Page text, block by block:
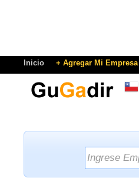
Inicio + Agregar Mi Empresa